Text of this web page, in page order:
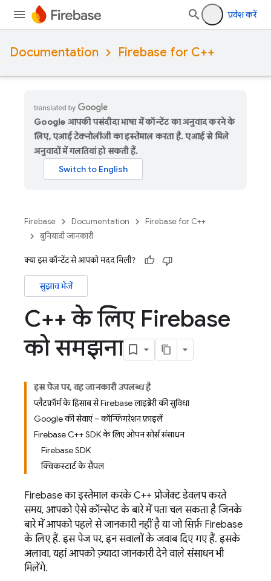
प्रवेश करें
Documentation Firebase for C++
Google आपकी पसंदीदा भाषा में कॉन्टेंट का अनुवाद करने के
लिए, एआई टेक्नोलॉजी का इस्तेमाल करता है. एआई से मिले
अनुवादों में गलतियां हो सकती हैं.
Firebase Documentation
Firebase for C++
बुनियादी जानकारी
क्या इस कॉन्टेंट से आपको मदद मिली?
सुझाव भेजें
C++ के लिए Firebase
को समझना
इस पेज पर, यह जानकारी उपलब्ध है
प्लैटफ़ॉर्म के हिसाब से Firebase लाइब्रेरी की सुविधा
Google की सेवाएं – कॉन्फ़िगरेशन फ़ाइलें
Firebase C++ SDK के लिए ओपन सोर्स संसाधन
Firebase SDK
क्विकस्टार्ट के सैंपल
Firebase का इस्तेमाल करके C++ प्रोजेक्ट डेवलप करते
समय, आपको ऐसे कॉन्सेप्ट के बारे में पता चल सकता है जिनके
बारे में आपको पहले से जानकारी नहीं है या जो सिर्फ़ Firebase
के लिए हैं. इस पेज पर, इन सवालों के जवाब दिए गए हैं. इसके
अलावा, यहां आपको ज़्यादा जानकारी देने वाले संसाधन भी
मिलेंगे.